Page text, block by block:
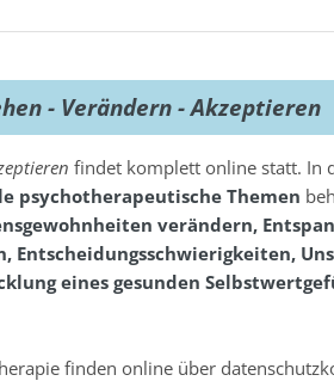
- Verändern - Akzeptieren
findet komplett online statt. In
psychotherapeutische Themen
verändern,
Entscheidungsschwierigkeiten,
eines gesunden
finden online über